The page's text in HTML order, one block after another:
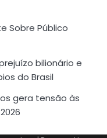
Sobre Público
bilionário e
do Brasil
gera tensão às